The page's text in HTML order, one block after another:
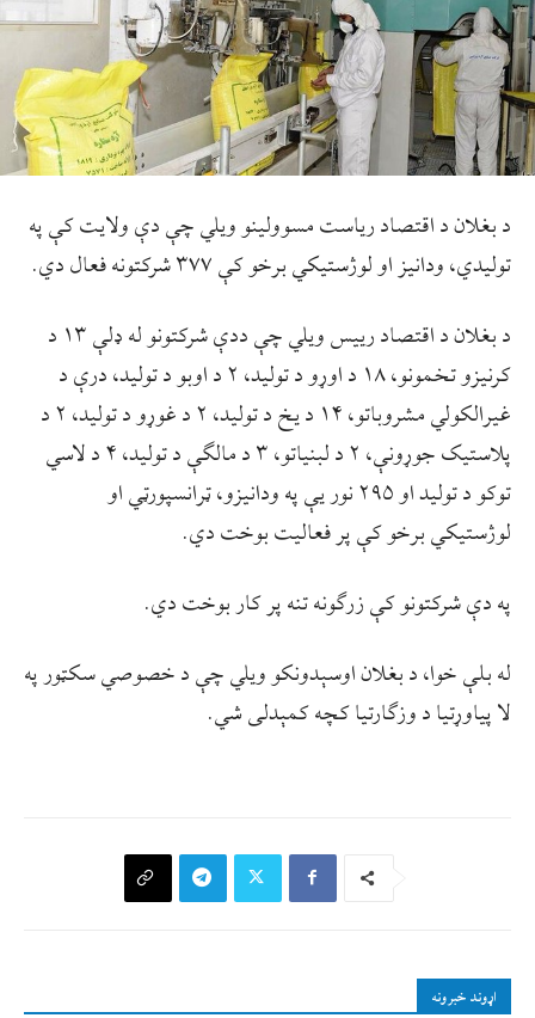
د بغلان د اقتصاد ریاست مسوولینو ویلي چې دې ولایت کې په
تولیدي، ودانیز او لوژستیکي برخو کې ۳۷۷ شرکتونه فعال دي.
د بغلان د اقتصاد رییس ویلي چې ددې شرکتونو له ډلې ۱۳ د
کرنیزو تخمونو، ۱۸ د اوړو د تولید، ۲ د اوبو د تولید، درې د
غیرالکولي مشروباتو، ۱۴ د یخ د تولید، ۲ د غوړو د تولید، ۲ د
پلاستیک جوړونې، ۲ د لبنیاتو، ۳ د مالګې د تولید، ۴ د لاسي
توکو د تولید او ۲۹۵ نور یې په ودانیزو، ټرانسپورټي او
لوژستیکي برخو کې پر فعالیت بوخت دي.
په دې شرکتونو کې زرګونه تنه پر کار بوخت دي.
له بلې خوا، د بغلان اوسېدونکو ویلي چې د خصوصي سکټور په
لا پیاوړتیا د وزګارتیا کچه کمېدلی شي.
اړوند خبرونه